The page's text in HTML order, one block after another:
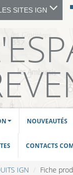
SITES IGN
NOUVEAUTÉS
CONTACTS
IGN Fiche